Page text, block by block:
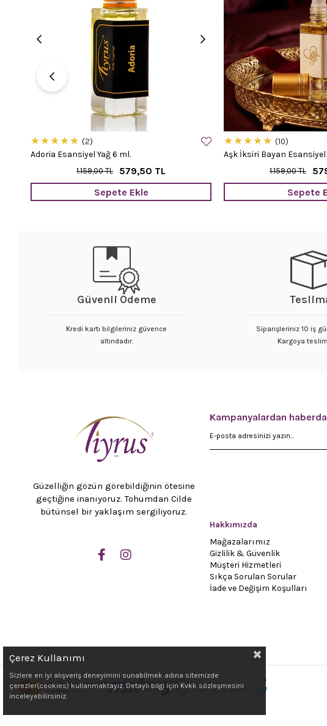
Adoria Esansiyel Yağ 6 ml.
★★★★★ 2
579,50 TL
1.159,00 TL
Sepete Ekle
Aşk İksiri Bayan Esansiyel
★★★★★ 10
1.159,00 TL
Sepete
Güvenli Ödeme
Kredi kartı bilgileriniz güvence
altındadır.
Siparişleriniz 10 iş
Kargoya
Güzelliğin gözün görebildiğinin ötesine
geçtiğine inanıyoruz. Tohumdan Cilde
bütünsel bir yaklaşım sergiliyoruz.
Kampanyalardan
Hakkımızda
Mağazalarımız
Gizlilik & Güvenlik
Müşteri Hizmetleri
Sıkça Sorulan Sorular
İade ve Değişim Koşulları
Çerez Kullanımı
Sizlere en iyi alışveriş deneyimini sunabilmek adına sitemizde
çerezler(cookies) kullanmaktayız. Detaylı bilgi için Kvkk sözleşmesini
inceleyebilirsiniz.